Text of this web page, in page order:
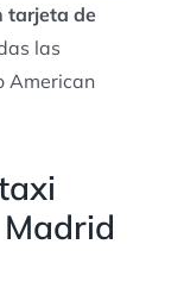
tarjeta de
las
American